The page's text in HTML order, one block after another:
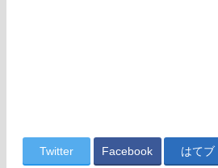
Twitter Facebook はてブ